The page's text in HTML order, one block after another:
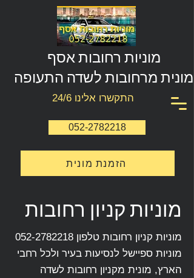
מוניות רחובות אסף
מונית מרחובות לשדה התעופה
התקשרו אלינו 24/6
052-2782218
הזמנת מונית
מוניות קניון רחובות
מוניות קניון רחובות טלפון 052-2782218
מוניות ספיישל לנסיעות בעיר ולכל רחבי
הארץ, מונית מקניון רחובות לשדה